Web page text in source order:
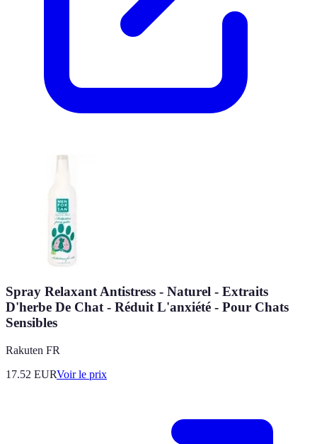
Spray Relaxant Antistress - Naturel - Extraits
D'herbe De Chat - Réduit L'anxiété - Pour Chats
Sensibles
Rakuten FR
17.52 EURVoir le prix